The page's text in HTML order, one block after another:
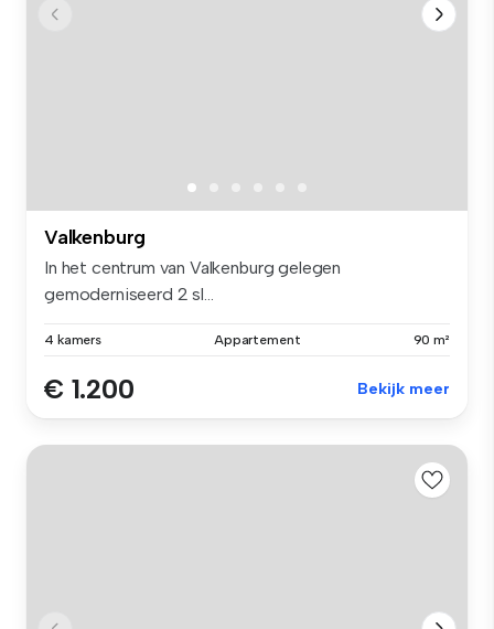
Valkenburg
In het centrum van Valkenburg gelegen
gemoderniseerd 2 sl...
4 kamers Appartement 90 m²
€ 1.200 Bekijk meer